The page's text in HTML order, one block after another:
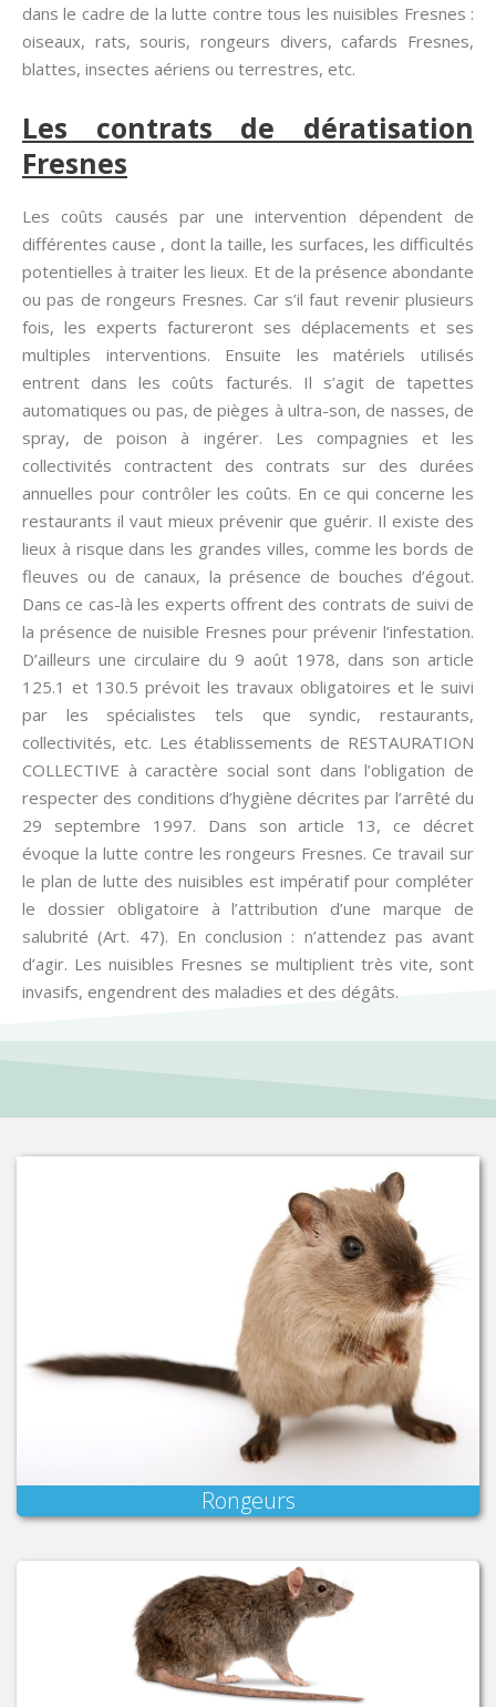
dans le cadre de la lutte contre tous les nuisibles Fresnes :
oiseaux, rats, souris, rongeurs divers, cafards Fresnes,
blattes, insectes aériens ou terrestres, etc.
Les contrats de dératisation
Fresnes
Les coûts causés par une intervention dépendent de
différentes cause , dont la taille, les surfaces, les difficultés
potentielles à traiter les lieux. Et de la présence abondante
ou pas de rongeurs Fresnes. Car s’il faut revenir plusieurs
fois, les experts factureront ses déplacements et ses
multiples interventions. Ensuite les matériels utilisés
entrent dans les coûts facturés. Il s’agit de tapettes
automatiques ou pas, de pièges à ultra-son, de nasses, de
spray, de poison à ingérer. Les compagnies et les
collectivités contractent des contrats sur des durées
annuelles pour contrôler les coûts. En ce qui concerne les
restaurants il vaut mieux prévenir que guérir. Il existe des
lieux à risque dans les grandes villes, comme les bords de
fleuves ou de canaux, la présence de bouches d’égout.
Dans ce cas-là les experts offrent des contrats de suivi de
la présence de nuisible Fresnes pour prévenir l’infestation.
D’ailleurs une circulaire du 9 août 1978, dans son article
125.1 et 130.5 prévoit les travaux obligatoires et le suivi
par les spécialistes tels que syndic, restaurants,
collectivités, etc. Les établissements de RESTAURATION
COLLECTIVE à caractère social sont dans l’obligation de
respecter des conditions d’hygiène décrites par l’arrêté du
29 septembre 1997. Dans son article 13, ce décret
évoque la lutte contre les rongeurs Fresnes. Ce travail sur
le plan de lutte des nuisibles est impératif pour compléter
le dossier obligatoire à l’attribution d’une marque de
salubrité (Art. 47). En conclusion : n’attendez pas avant
d’agir. Les nuisibles Fresnes se multiplient très vite, sont
invasifs, engendrent des maladies et des dégâts.
Rongeurs